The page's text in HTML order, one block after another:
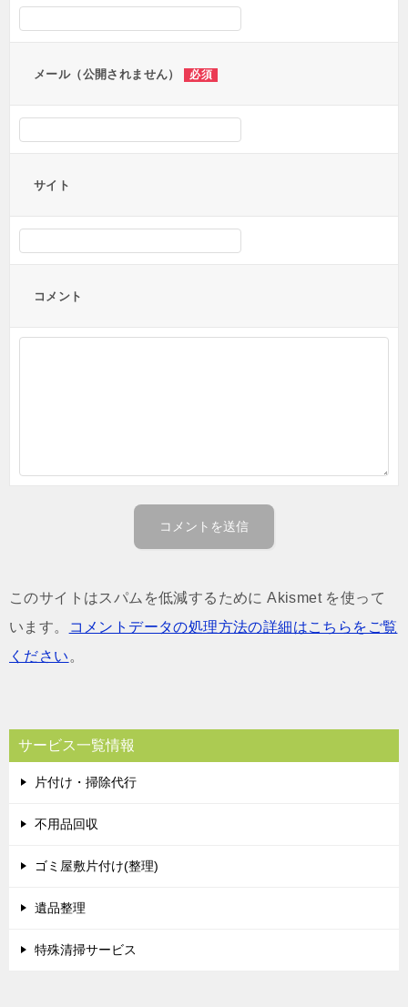
メール（公開されません） 必須
サイト
コメント
このサイトはスパムを低減するために Akismet を使って
います。
コメントデータの処理方法の詳細はこちらをご覧
ください 。
サービス一覧情報
片付け・掃除代行
不用品回収
ゴミ屋敷片付け(整理)
遺品整理
特殊清掃サービス